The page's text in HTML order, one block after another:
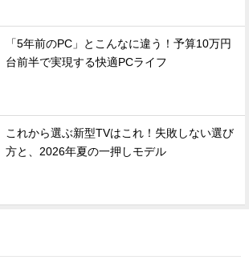
「5年前のPC」とこんなに違う！予算10万円
台前半で実現する快適PCライフ
これから選ぶ新型TVはこれ！失敗しない選び
方と、2026年夏の一押しモデル